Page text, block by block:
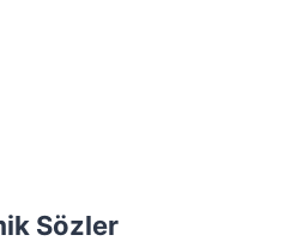
Sözler